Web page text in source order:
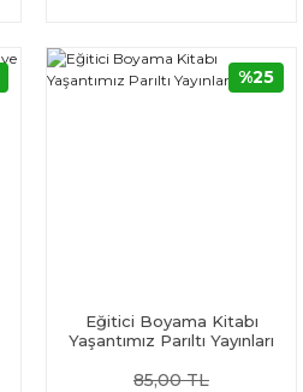
Eğitici Boyama Kitabı
Yaşantımız Parıltı Yayınları
85,00 TL
%25